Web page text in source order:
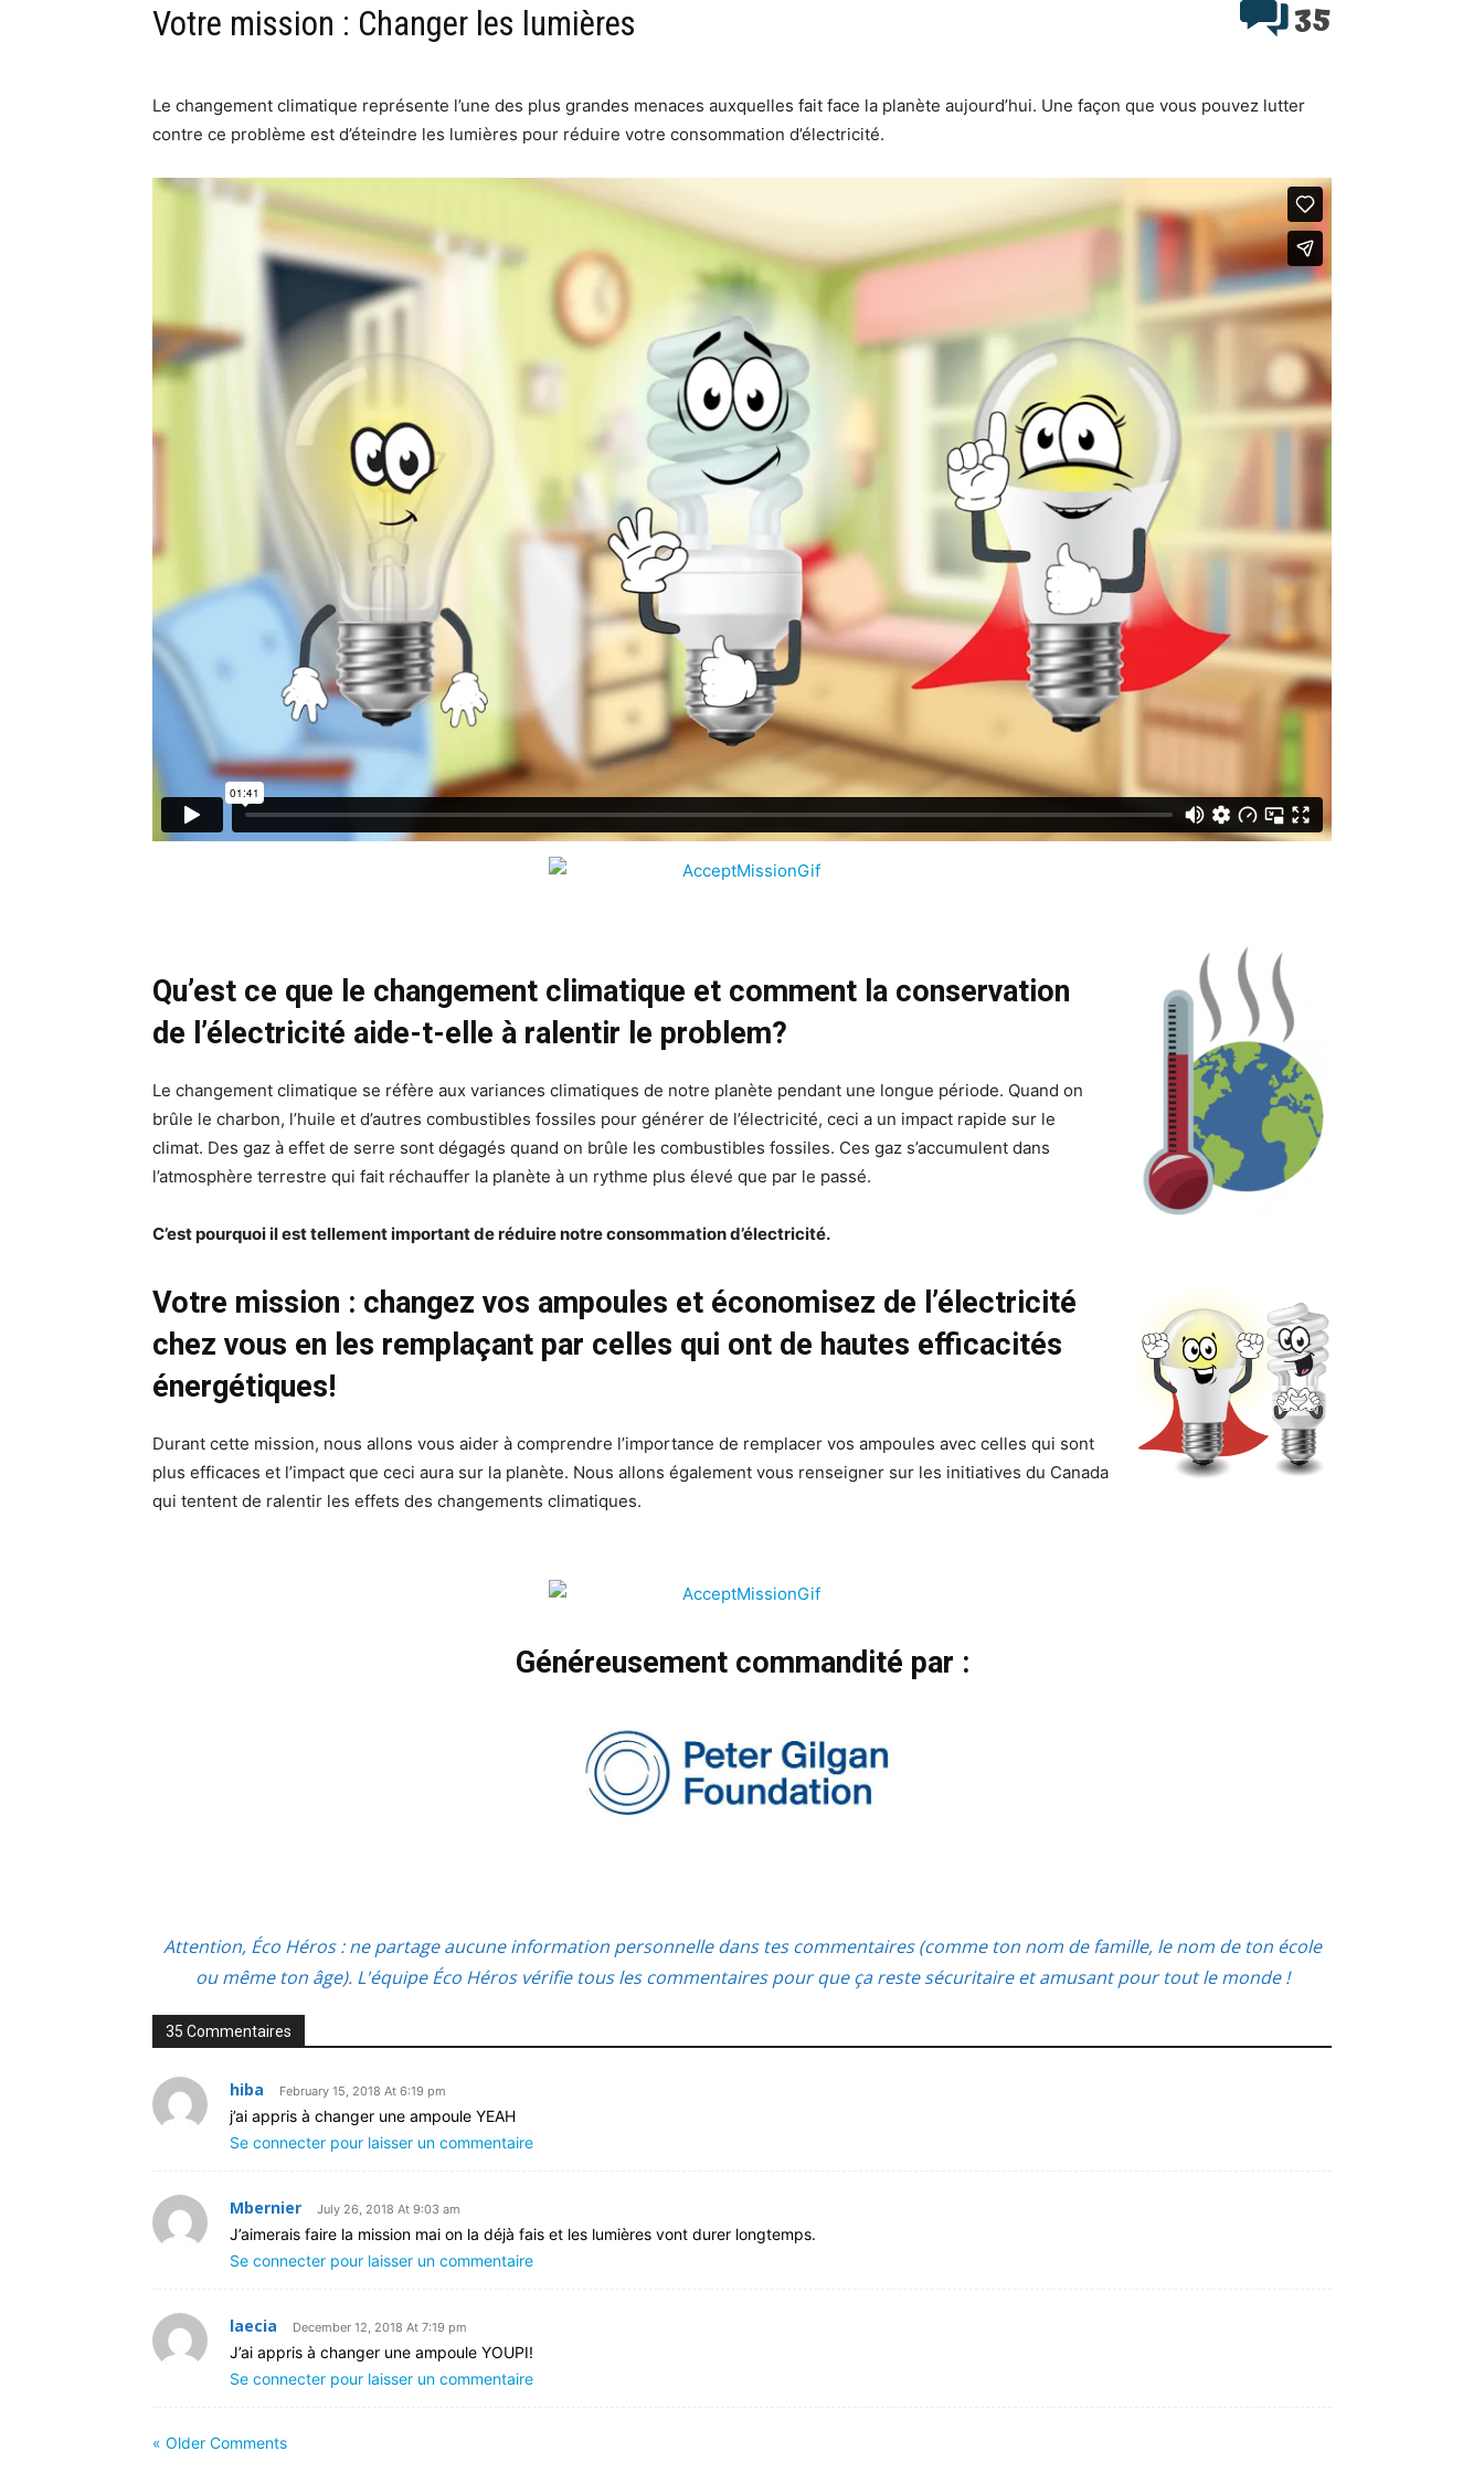
Votre mission : Changer les lumières 35
Le changement climatique représente l’une des plus grandes menaces auxquelles fait face la planète aujourd’hui. Une façon que vous pouvez lutter
contre ce problème est d’éteindre les lumières pour réduire votre consommation d’électricité.
Qu’est ce que le changement climatique et comment la conservation
de l’électricité aide-t-elle à ralentir le problem?
Le changement climatique se réfère aux variances climatiques de notre planète pendant une longue période. Quand on
brûle le charbon, l’huile et d’autres combustibles fossiles pour générer de l’électricité, ceci a un impact rapide sur le
climat. Des gaz à effet de serre sont dégagés quand on brûle les combustibles fossiles. Ces gaz s’accumulent dans
l’atmosphère terrestre qui fait réchauffer la planète à un rythme plus élevé que par le passé.
C’est pourquoi il est tellement important de réduire notre consommation d’électricité.
Votre mission : changez vos ampoules et économisez de l’électricité
chez vous en les remplaçant par celles qui ont de hautes efficacités
énergétiques!
Durant cette mission, nous allons vous aider à comprendre l’importance de remplacer vos ampoules avec celles qui sont
plus efficaces et l’impact que ceci aura sur la planète. Nous allons également vous renseigner sur les initiatives du Canada
qui tentent de ralentir les effets des changements climatiques.
Généreusement commandité par :
Attention, Éco Héros : ne partage aucune information personnelle dans tes commentaires (comme ton nom de famille, le nom de ton école
ou même ton âge). L'équipe Éco Héros vérifie tous les commentaires pour que ça reste sécuritaire et amusant pour tout le monde !
35 Commentaires
hiba February 15, 2018 At 6:19 pm
j’ai appris à changer une ampoule YEAH
Se connecter pour laisser un commentaire
Mbernier July 26, 2018 At 9:03 am
J’aimerais faire la mission mai on la déjà fais et les lumières vont durer longtemps.
Se connecter pour laisser un commentaire
laecia December 12, 2018 At 7:19 pm
J’ai appris à changer une ampoule YOUPI!
Se connecter pour laisser un commentaire
« Older Comments